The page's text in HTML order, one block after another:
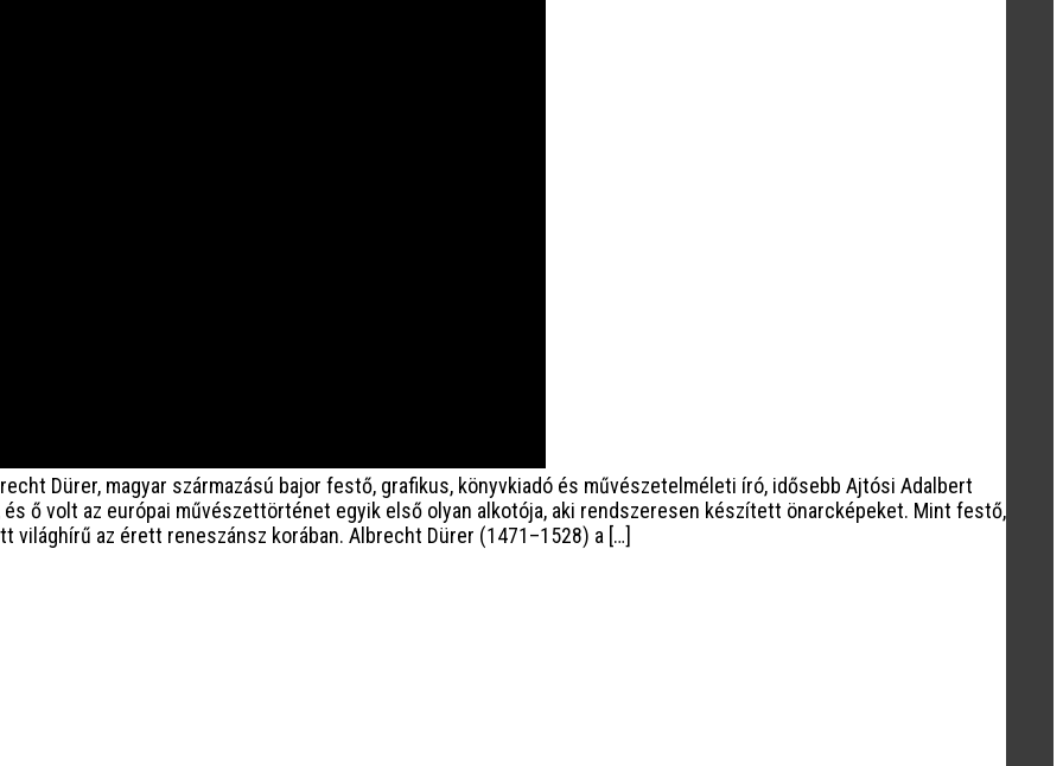
Dürer, magyar származású bajor festő, grafikus, könyvkiadó és művészetelméleti író, idősebb Ajtósi Adalbert
ő volt az európai művészettörténet egyik első olyan alkotója, aki rendszeresen készített önarcképeket. Mint festő,
az érett reneszánsz korában. Albrecht Dürer (1471–1528) a […]